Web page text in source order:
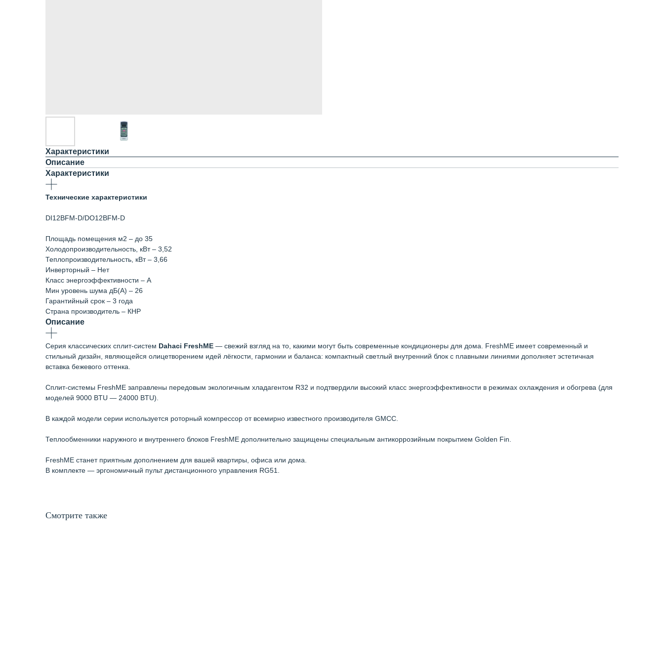
Характеристики
Описание
Характеристики
Технические характеристики
DI12BFM-D/DO12BFM-D
Площадь помещения м2 – до 35
Холодопроизводительность, кВт – 3,52
Теплопроизводительность, кВт – 3,66
Инверторный – Нет
Класс энергоэффективности – А
Мин уровень шума дБ(А) – 26
Гарантийный срок – 3 года
Страна производитель – КНР
Описание
Серия классических сплит-систем Dahaci FreshME — свежий взгляд на то, какими могут быть современные кондиционеры для дома. FreshME имеет современный и
стильный дизайн, являющейся олицетворением идей лёгкости, гармонии и баланса: компактный светлый внутренний блок с плавными линиями дополняет эстетичная
вставка бежевого оттенка.
Сплит-системы FreshME заправлены передовым экологичным хладагентом R32 и подтвердили высокий класс энергоэффективности в режимах охлаждения и обогрева (для
моделей 9000 BTU — 24000 BTU).
В каждой модели серии используется роторный компрессор от всемирно известного производителя GMCC.
Теплообменники наружного и внутреннего блоков FreshME дополнительно защищены специальным антикоррозийным покрытием Golden Fin.
FreshME станет приятным дополнением для вашей квартиры, офиса или дома.
В комплекте — эргономичный пульт дистанционного управления RG51.
Смотрите также